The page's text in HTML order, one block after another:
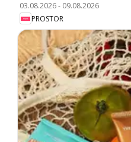
03.08.2026- 09.08.2026
PROSTOR